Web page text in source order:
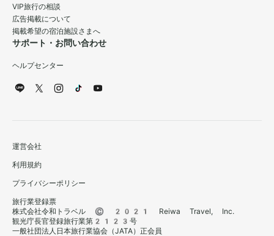
VIP旅行の相談
広告掲載について
掲載希望の宿泊施設さまへ
サポート・お問い合わせ
ヘルプセンター
運営会社
利用規約
プライバシーポリシー
旅行業登録票
株式会社令和トラベル © 2021 Reiwa Travel, Inc.
観光庁長官登録旅行業第2123号
一般社団法人日本旅行業協会（JATA）正会員